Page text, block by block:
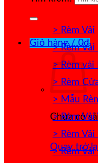
Giỏ hàng /0₫
Chưa có
Quay trở
> Rèm Vải
> Rèm
> Rèm vải
> Rèm
> Mẫu
> Rèm Vải
> Rèm
> Rèm